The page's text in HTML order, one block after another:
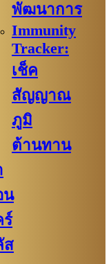
พัฒนาการ
Immunity
Tracker:
เช็ค
สัญญาณ
ภูมิ
ต้านทาน
น
ร์
ส